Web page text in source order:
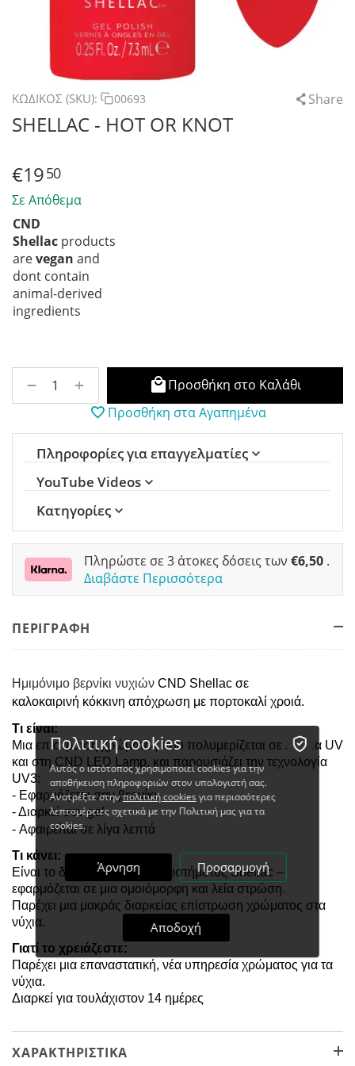
ΚΩΔΙΚΟΣ (SKU): 00693 Share
SHELLAC - HOT OR KNOT
€1950
Σε Απόθεμα
CND
Shellac products
arevegan and
dont contain
animal-derived
ingredients
+
−
Προσθήκη στο Καλάθι
Προσθήκη στα Αγαπημένα
Πληροφορίες για επαγγελματίες
YouTube Videos
Κατηγορίες
Πληρώστε σε 3 άτοκες δόσεις των €6,50 .
Διαβάστε Περισσότερα
ΠΕΡΙΓΡΑΦΗ
Ημιμόνιμο βερνίκι νυχιών CND Shellac σε
καλοκαιρινή κόκκινη απόχρωση με πορτοκαλί χροιά.
Τι είναι:
Μια επίστρωση χρώματος που πολυμερίζεται σε λάμπα UV
και στη CND LED Lamp, και παρουσιάζει την τεχνολογία
UV3:
- Εφαρμόζεται σαν βερνίκι
- Διαρκεί σαν gel
- Αφαιρείται σε λίγα λεπτά
Τι κάνει:
Είναι το δεύτερο βήμα του συστήματος Shellac –
εφαρμόζεται σε μια ομοιόμορφη και λεία στρώση.
Παρέχει μια μακράς διαρκείας επίστρωση χρώματος στα
νύχια.
Γιατί το χρειάζεστε:
Παρέχει μια επαναστατική, νέα υπηρεσία χρώματος για τα
νύχια.
Διαρκεί για τουλάχιστον 14 ημέρες
ΧΑΡΑΚΤΗΡΙΣΤΙΚΆ
Πολιτική cookies
Αυτός ο ιστότοπος χρησιμοποιεί cookies για την
αποθήκευση πληροφοριών στον υπολογιστή σας.
Ανατρέξτε στηνπολιτική cookiesγια περισσότερες
λεπτομέρειες σχετικά με την Πολιτική μας για τα
cookies.
Άρνηση Προσαρμογή
Αποδοχή